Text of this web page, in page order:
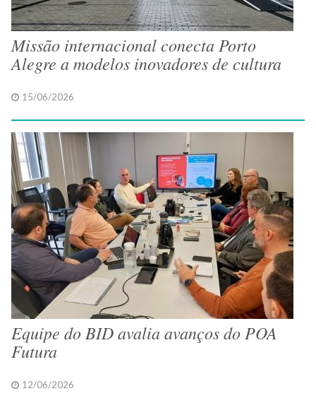
Missão internacional conecta Porto
Alegre a modelos inovadores de cultura
15/06/2026
Equipe do BID avalia avanços do POA
Futura
12/06/2026